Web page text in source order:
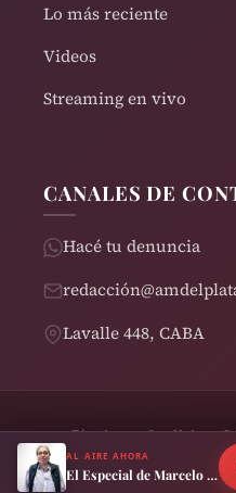
Lo más reciente
Videos
Streaming en vivo
CANALES DE
Hacé tu denuncia
Lavalle 448, CABA
Términos y Condiciones
© 2026 AM del Plata
AL AIRE AHORA
El Especial de Marcelo Neira